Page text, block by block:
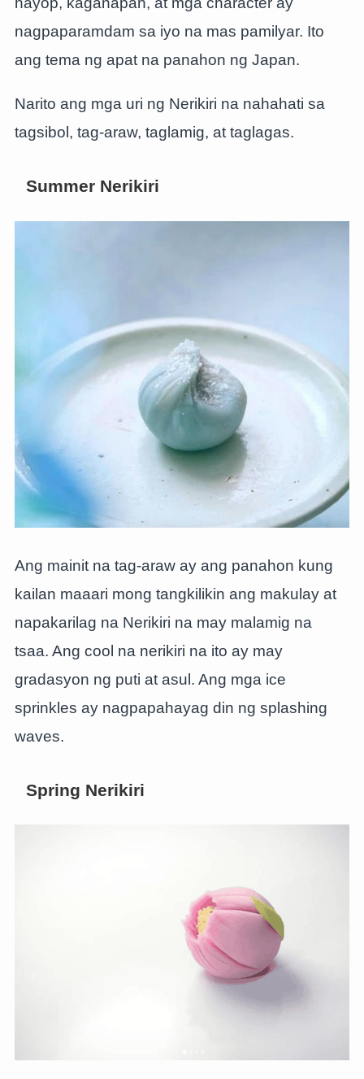
nagpaparamdam sa iyo na mas pamilyar. Ito
ang tema ng apat na panahon ng Japan.
Narito ang mga uri ng Nerikiri na nahahati sa
tagsibol, tag-araw, taglamig, at taglagas.
Summer Nerikiri
Ang mainit na tag-araw ay ang panahon kung
kailan maaari mong tangkilikin ang makulay at
napakarilag na Nerikiri na may malamig na
tsaa. Ang cool na nerikiri na ito ay may
gradasyon ng puti at asul. Ang mga ice
sprinkles ay nagpapahayag din ng splashing
waves.
Spring Nerikiri